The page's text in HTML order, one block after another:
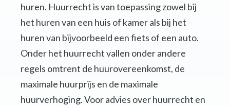
huren. Huurrecht is van toepassing zowel bij
het huren van een huis of kamer als bij het
huren van bijvoorbeeld een fiets of een auto.
Onder het huurrecht vallen onder andere
regels omtrent de huurovereenkomst, de
maximale huurprijs en de maximale
huurverhoging. Voor advies over huurrecht en